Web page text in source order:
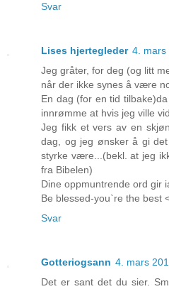
Svar
Lises hjertegleder 4. mars
Jeg gråter, for deg (og litt
når der ikke synes å være
En dag (for en tid
innrømme at hvis jeg ville
Jeg fikk et vers av en
dag, og jeg ønsker å gi
styrke være...(bekl. at jeg
fra Bibelen)
Dine oppmuntrende ord gir
Be blessed-you`re the best
Svar
Gotteriogsann 4. mars
Det er sant det du sier.